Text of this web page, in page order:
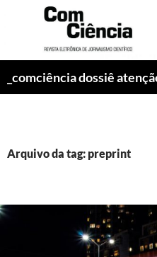
_comciência dossiê
Arquivo da tag: preprint